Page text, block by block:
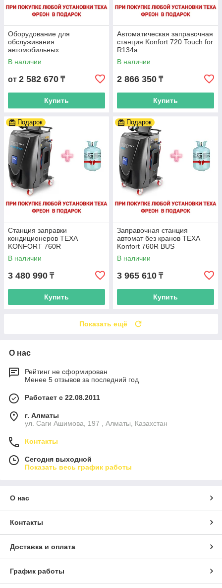
Оборудование для
обслуживания
автомобильных
кондиционеров Texa Konfort
712 Touch для R134а
В наличии
от 2 582 670 ₸
Купить
Автоматическая заправочная
станция Konfort 720 Touch for
R134a
В наличии
2 866 350 ₸
Купить
Подарок
Станция заправки
кондиционеров TEXA
KONFORT 760R
В наличии
3 480 990 ₸
Купить
Подарок
Заправочная станция
автомат без кранов TEXA
Konfort 760R BUS
В наличии
3 965 610 ₸
Купить
Показать ещё
О нас
Рейтинг не сформирован
Менее 5 отзывов за последний год
Работает с 22.08.2011
г. Алматы
ул. Саги Ашимова, 197 , Алматы, Казахстан
Контакты
Сегодня выходной
Показать весь график работы
О нас
Контакты
Доставка и оплата
График работы